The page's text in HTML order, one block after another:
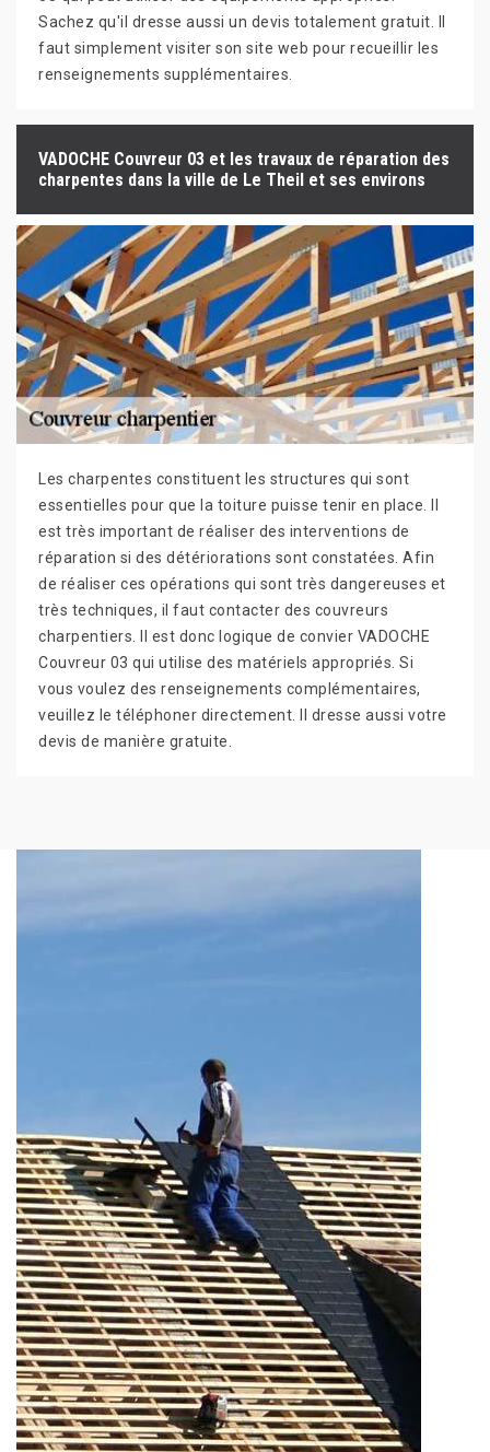
Sachez qu'il dresse aussi un devis totalement gratuit. Il
faut simplement visiter son site web pour recueillir les
renseignements supplémentaires.
VADOCHE Couvreur 03 et les travaux de réparation des
charpentes dans la ville de Le Theil et ses environs
Les charpentes constituent les structures qui sont
essentielles pour que la toiture puisse tenir en place. Il
est très important de réaliser des interventions de
réparation si des détériorations sont constatées. Afin
de réaliser ces opérations qui sont très dangereuses et
très techniques, il faut contacter des couvreurs
charpentiers. Il est donc logique de convier VADOCHE
Couvreur 03 qui utilise des matériels appropriés. Si
vous voulez des renseignements complémentaires,
veuillez le téléphoner directement. Il dresse aussi votre
devis de manière gratuite.